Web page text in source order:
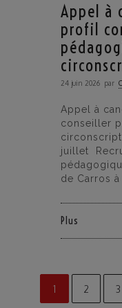
Appel à
profil
24 juin 2026 par
Appel à
conseiller
juillet
de Carros
Plus
1 2 3